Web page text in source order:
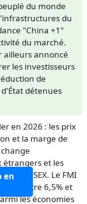
du monde
du
"China +1"
du marché.
ailleurs annoncé
les investisseurs
de
détenues
en 2026 : les prix
et la marge de
étrangers et les
SENSEX. Le FMI
entre 6,5% et
les économies
en